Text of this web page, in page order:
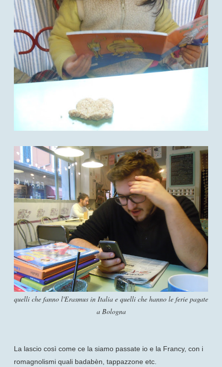
quelli che fanno l'Erasmus in Italia e quelli che hanno le ferie pagate
a Bologna
La lascio così come ce la siamo passate io e la Francy, con i
romagnolismi quali badabèn, tappazzone etc.